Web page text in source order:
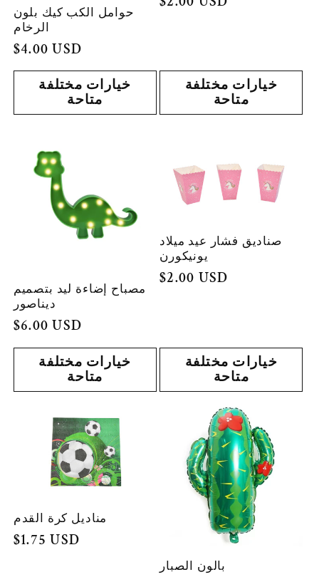
حوامل الكب كيك بلون
الرخام
السعر
العادي
$4.00 USD
خيارات مختلفة
متاحة
خيارات مختلفة
متاحة
مصباح إضاءة ليد بتصميم
ديناصور
السعر
العادي
$6.00 USD
خيارات مختلفة
متاحة
صناديق فشار عيد ميلاد
يونيكورن
السعر
$2.00 USD
خيارات مختلفة
متاحة
مناديل كرة القدم
السعر
$1.75 USD
بالون الصبار